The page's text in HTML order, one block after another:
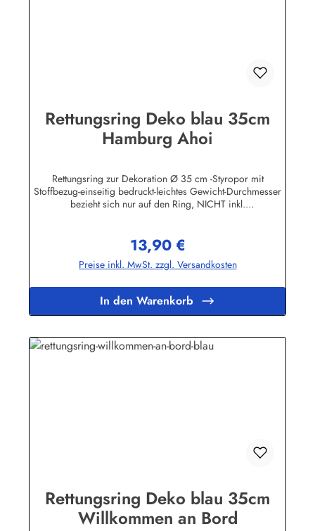
Rettungsring Deko blau 35cm
Hamburg Ahoi
Rettungsring zur Dekoration Ø 35 cm -Styropor mit
Stoffbezug-einseitig bedruckt-leichtes Gewicht-Durchmesser
bezieht sich nur auf den Ring, NICHT inkl.
Regulärer Preis:
13,90 €
Preise inkl. MwSt. zzgl. Versandkosten
In den Warenkorb
Rettungsring Deko blau 35cm
Willkommen an Bord